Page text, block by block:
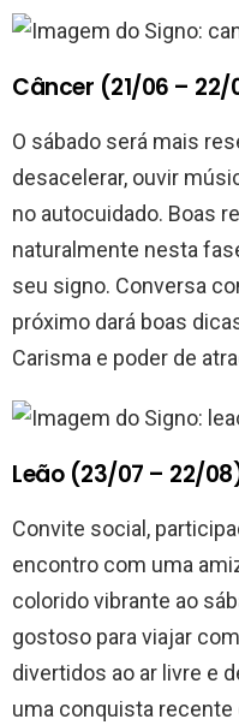
Câncer (21/06 – 22/
O sábado será mais
desacelerar, ouvir
no autocuidado. Boas
naturalmente nesta
seu signo. Conversa
próximo dará boas
Carisma e poder de
Leão (23/07 – 22/
Convite social,
encontro com uma
colorido vibrante ao
gostoso para viajar
divertidos ao ar livre e
uma conquista recente